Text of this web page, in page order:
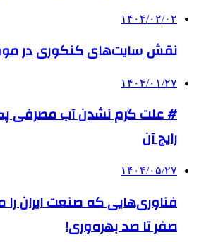
۱۴۰۴/۰۲/۰۲
نقش سایت‌های کنکوری در
۱۴۰۴/۰۱/۲۷
# علت گرم نشدن آب مصرفی
رایج آن
۱۴۰۴/۰۵/۲۷
فناوری‌هایی که صنعت ایران را
صفر تا صد بهره‌وری!